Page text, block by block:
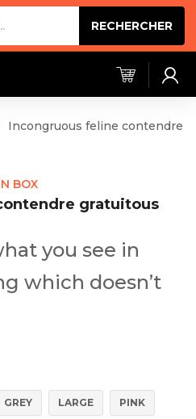
RECHERCHER
Incongruous feline contendre
BOX
gratuitous
you see in
which doesn’t
GREY LARGE PINK